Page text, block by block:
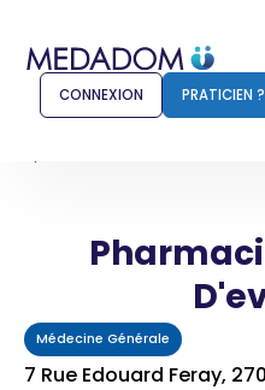
Comment ça
Pour les patients
Pharmacien
CONNEXION PRATICIEN ?
Médecine Générale
7 Rue Edouard Feray,